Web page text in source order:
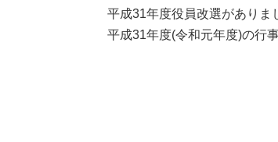
平成31年度役員改選がありま
平成31年度(令和元年度)の行